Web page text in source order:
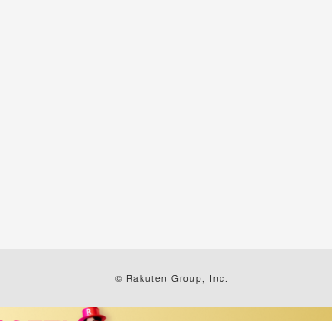
© Rakuten Group, Inc.